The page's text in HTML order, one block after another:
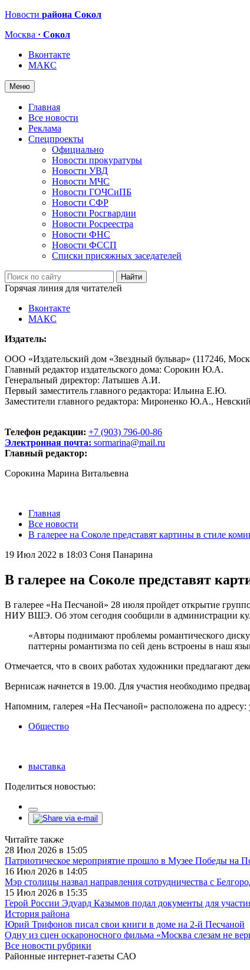
Новости района Сокол
Москва · Сокол
Вконтакте
МАКС
Меню
Главная
Все новости
Реклама
Спецпроекты
Официально
Новости прокуратуры
Новости УВД
Новости МЧС
Новости ГОЧСиПБ
Новости СФР
Новости Росгвардии
Новости Росреестра
Новости ФНС
Новости ФССП
Списки присяжных заседателей
Горячая линия для читателей
Вконтакте
МАКС
Издатель:
ООО «Издательский дом «Звездный бульвар» (117246,
Главный редактор издательского дома: Сорокин Ю.А.
Генеральный директор: Латышев А.И.
Первый заместитель главного редактора: Ильина Е.Ю.
Заместители главного редактора: Мироненко Ю.А.,
Телефон редакции: +7 (903) 796-00-86
Электронная почта: sormarina@mail.ru
Главный редактор:
Сорокина Марина Витальевна
Главная
Все новости
В галерее на Соколе представят картины в стиле
19 Июл 2022 в 18:03 Соня Панарина
В галерее на Соколе представят
В галерее «На Песчаной» 28 июля пройдет открытие
НИУ ВШЭ. Об этом сегодня сообщили в администрации
«Авторы поднимают проблемы романтического
паттерны романтизма по сей день встроены в наш
Отмечается, что в своих работах художники предлагают
Вернисаж начнется в 19.00. Для участия необходимо
Напомним, галерея «На Песчаной» расположена по адресу:
Общество
выставка
Поделиться новостью:
Читайте также
28 Июл 2026 в 15:05
Патриотическое мероприятие прошло в Музее Победы на
16 Июл 2026 в 14:05
Мэр столицы назвал направления сотрудничества с
15 Июл 2026 в 15:35
Герой России Эдуард Казымов подал документы для
История района
Юрий Трифонов писал свои книги в доме на 2-й Песчаной
Одну из сцен оскароносного фильма «Москва слезам не
Все новости рубрики
Районные интернет-газеты САО